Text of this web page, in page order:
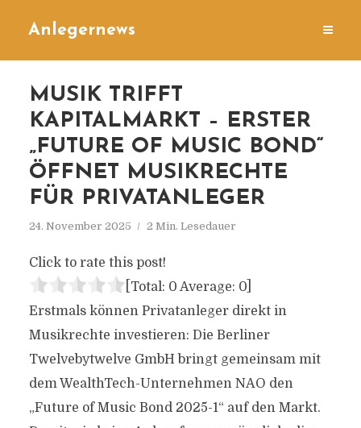
Anlegernews
MUSIK TRIFFT
KAPITALMARKT – ERSTER
„FUTURE OF MUSIC BOND“
ÖFFNET MUSIKRECHTE
FÜR PRIVATANLEGER
24. November 2025 2 Min. Lesedauer
Click to rate this post!
[Total: 0 Average: 0]
Erstmals können Privatanleger direkt in
Musikrechte investieren: Die Berliner
Twelvebytwelve GmbH bringt gemeinsam mit
dem WealthTech-Unternehmen NAO den
„Future of Music Bond 2025-1“ auf den Markt.